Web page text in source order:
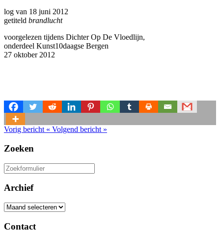
log van 18 juni 2012
getiteld brandlucht
voorgelezen tijdens Dichter Op De Vloedlijn,
onderdeel Kunst10daagse Bergen
27 oktober 2012
Vorig bericht « Volgend bericht »
Zoeken
Zoeken
naar:
Archief
Archief
Contact